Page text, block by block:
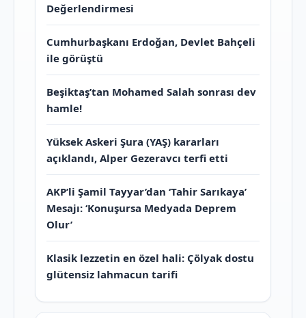
Değerlendirmesi
Cumhurbaşkanı Erdoğan, Devlet Bahçeli
ile görüştü
Beşiktaş’tan Mohamed Salah sonrası dev
hamle!
Yüksek Askeri Şura (YAŞ) kararları
açıklandı, Alper Gezeravcı terfi etti
AKP’li Şamil Tayyar’dan ‘Tahir Sarıkaya’
Mesajı: ‘Konuşursa Medyada Deprem
Olur’
Klasik lezzetin en özel hali: Çölyak dostu
glütensiz lahmacun tarifi